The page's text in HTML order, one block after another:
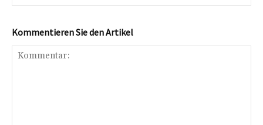
Kommentieren Sie den Artikel